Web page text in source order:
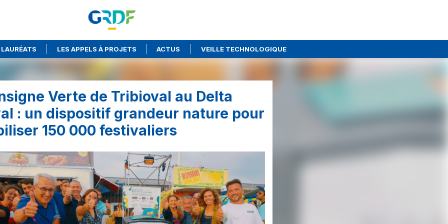
LAURÉATS LES APPELS À PROJETS ACTUS VEILLE TECHNOLOGIQUE
Verte de Tribioval au Delta
: un dispositif grandeur nature pour
150 000 festivaliers